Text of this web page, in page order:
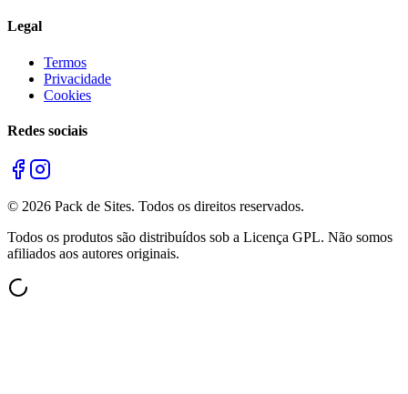
Legal
Termos
Privacidade
Cookies
Redes sociais
© 2026 Pack de Sites. Todos os direitos reservados.
Todos os produtos são distribuídos sob a Licença GPL. Não somos
afiliados aos autores originais.